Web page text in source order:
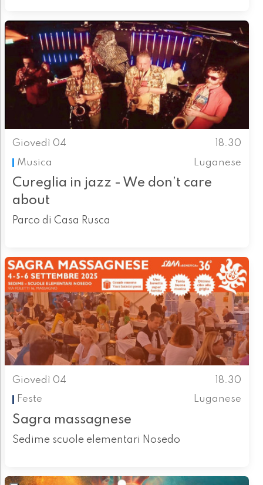
Giovedì 04
18.30
Musica
Luganese
Cureglia in jazz - We don’t care
about
Parco di Casa Rusca
Giovedì 04
18.30
Feste
Luganese
Sagra massagnese
Sedime scuole elementari Nosedo